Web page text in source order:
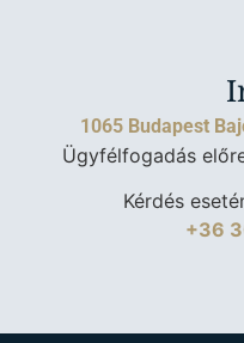
1065 Budapest
Ügyfélfogadás
Kérdés
+36